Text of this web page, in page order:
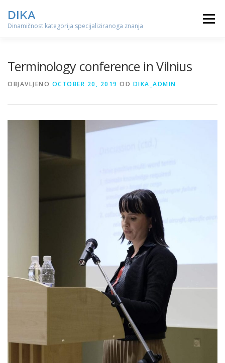
sadržaj
DIKA
Dinamičnost kategorija specijaliziranoga znanja
Izbornik
Terminology conference in Vilnius
OBJAVLJENO OCTOBER 20, 2019 OD DIKA_ADMIN